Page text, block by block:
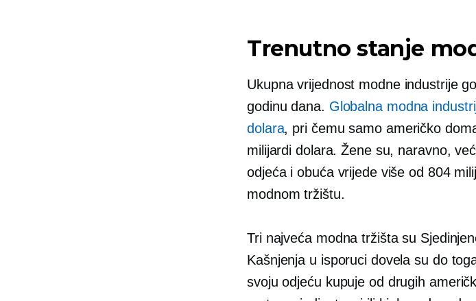
Trenutno stanje
Ukupna vrijednost modne industrije
godinu dana. Globalna modna
dolara, pri čemu samo američko
milijardi dolara. Žene su, naravno,
odjeća i obuća vrijede više od 804
modnom tržištu.
Tri najveća modna tržišta su
Kašnjenja u isporuci dovela su do
svoju odjeću kupuje od drugih